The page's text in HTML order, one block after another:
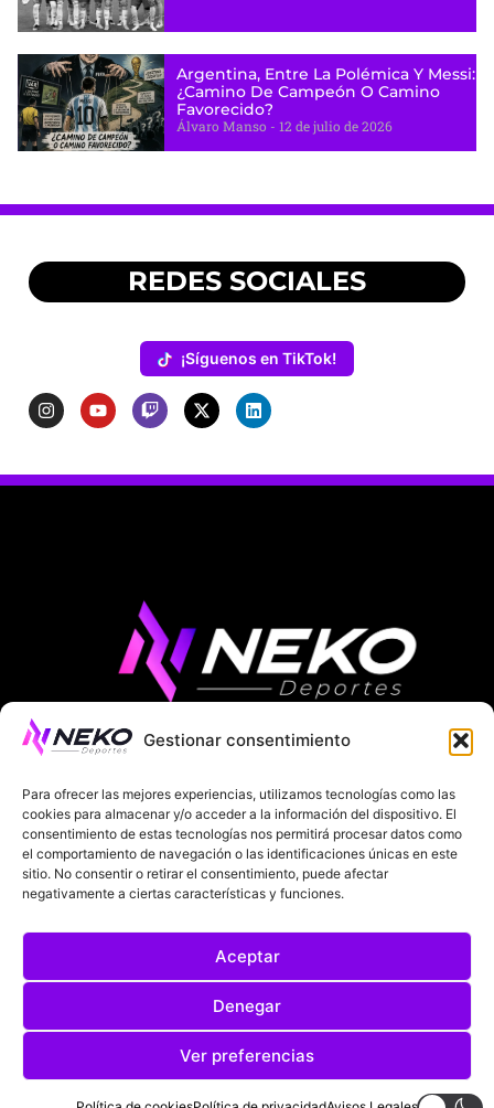
Gestionar consentimiento
Para ofrecer las mejores experiencias, utilizamos tecnologías como las
cookies para almacenar y/o acceder a la información del dispositivo. El
consentimiento de estas tecnologías nos permitirá procesar datos como
el comportamiento de navegación o las identificaciones únicas en este
sitio. No consentir o retirar el consentimiento, puede afectar
negativamente a ciertas características y funciones.
Aceptar
Denegar
Ver preferencias
Argentina, Entre La Polémica Y Messi:
¿camino De Campeón O Camino
Favorecido?
Álvaro Manso 12 de julio de 2026
REDES SOCIALES
¡Síguenos en TikTok!
ÚLTIMAS NOTICIAS COMPETICIONES EUROPEAS
LA LIGA MUNDIAL 2026 FÚTBOL INTERNACIONAL
SOBRE NOSOTROS
POLÍTICA DE PRIVACIDAD
POLÍTICA DE COOKIES